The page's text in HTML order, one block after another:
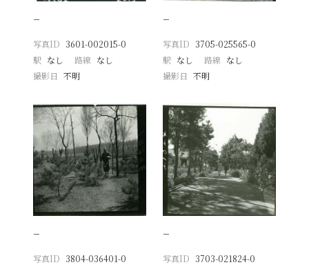
−
写真ID 3601-002015-0
駅 なし 路線 なし
撮影日
不明
−
写真ID 3705-025565-0
駅 なし 路線 なし
撮影日 不明
−
写真ID 3804-036401-0
−
写真ID 3703-021824-0